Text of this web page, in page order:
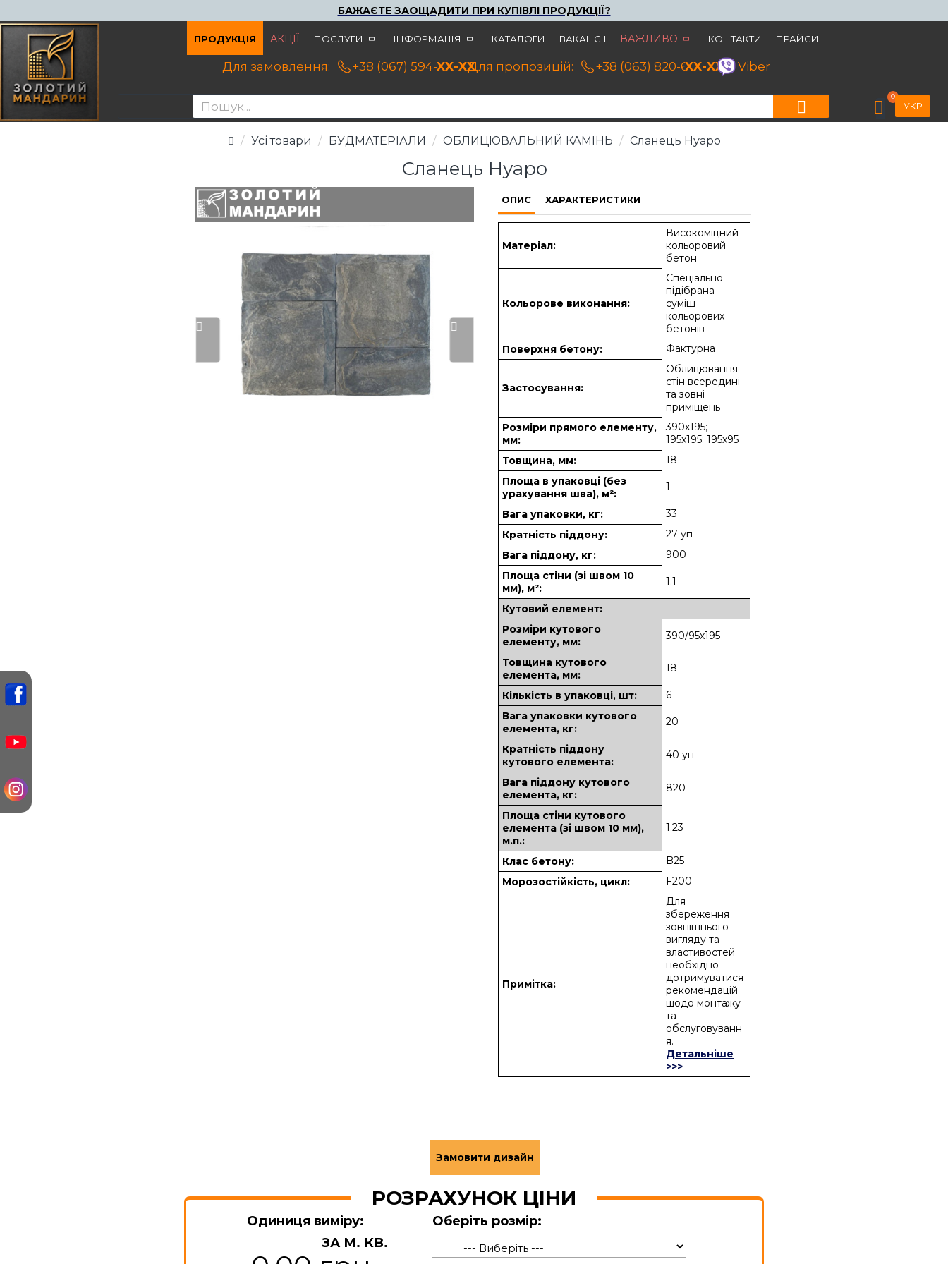
УКР
ПРОДУКЦІЯ АКЦІЇ ПОСЛУГИ ІНФОРМАЦІЯ КАТАЛОГИ ВАКАНСІЇ ВАЖЛИВО КОНТАКТИ ПРАЙСИ
Для замовлення: +38 (067) 594-21-22
XX-XXДля пропозицій: +38 (063) 820-60-79
XX-XX Viber
0
Усі товари БУДМАТЕРІАЛИ ОБЛИЦЮВАЛЬНИЙ КАМІНЬ Сланець Нуаро
Сланець Нуаро
БАЖАЄТЕ ЗАОЩАДИТИ ПРИ КУПІВЛІ ПРОДУКЦІЇ?
ОПИС ХАРАКТЕРИСТИКИ
Матеріал:
Високоміцний
кольоровий
бетон
Кольорове виконання:
Спеціально
підібрана
суміш
кольорових
бетонів
Поверхня бетону:
Фактурна
Застосування:
Облицювання
стін всередині
та зовні
приміщень
Розміри прямого елементу,
мм:
390х195;
195х195; 195х95
Товщина, мм:
18
Площа в упаковці (без
урахування шва), м²:
1
Вага упаковки, кг:
33
Кратність піддону:
27 уп
Вага піддону, кг:
900
Площа стіни (зі швом 10
мм), м²:
1.1
Кутовий елемент:
Розміри кутового
елементу, мм:
390/95х195
Товщина кутового
елемента, мм:
18
Кількість в упаковці, шт:
6
Вага упаковки кутового
елемента, кг:
20
Кратність піддону
кутового елемента:
40 уп
Вага піддону кутового
елемента, кг:
820
Площа стіни кутового
елемента (зі швом 10 мм),
м.п.:
1.23
Клас бетону:
B25
Морозостійкість, цикл:
F200
Примітка:
Для
збереження
зовнішнього
вигляду та
властивостей
необхідно
дотримуватися
рекомендацій
щодо монтажу
та
обслуговуванн
я.
Детальніше
>>>
РОЗРАХУНОК ЦІНИ
Одиниця виміру:
ЗА М. КВ.
Оберіть розмір: